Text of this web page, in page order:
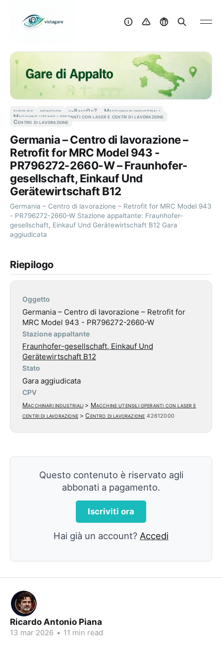
supplies münchen v-8aec0d7 Macchinari industriali
Macchine utensili operanti con laser e centri di lavorazione
Centro di lavorazione
Germania – Centro di lavorazione –
Retrofit for MRC Model 943 -
PR796272-2660-W – Fraunhofer-
gesellschaft, Einkauf Und
Gerätewirtschaft B12
Germania – Centro di lavorazione – Retrofit for MRC Model 943
- PR796272-2660-W Stazione appaltante: Fraunhofer-
gesellschaft, Einkauf Und Gerätewirtschaft B12 Gara
aggiudicata
Riepilogo
Oggetto
Germania – Centro di lavorazione – Retrofit for
MRC Model 943 - PR796272-2660-W
Stazione appaltante
Fraunhofer-gesellschaft, Einkauf Und
Gerätewirtschaft B12
Stato
Gara aggiudicata
CPV
Macchinari industriali > Macchine utensili operanti con laser e
centri di lavorazione>Centro di lavorazione 42612000
Questo contenuto è riservato agli
abbonati a pagamento.
Iscriviti ora
Hai già un account? Accedi
Ricardo Antonio Piana
13 mar 2026 • 11 min read